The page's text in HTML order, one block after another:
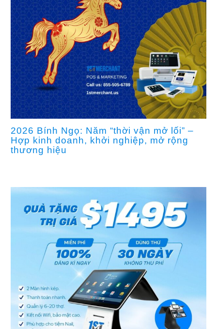
2026 Bính Ngọ: Năm “thời vận mở lối” –
Hợp kinh doanh, khởi nghiệp, mở rộng
thương hiệu